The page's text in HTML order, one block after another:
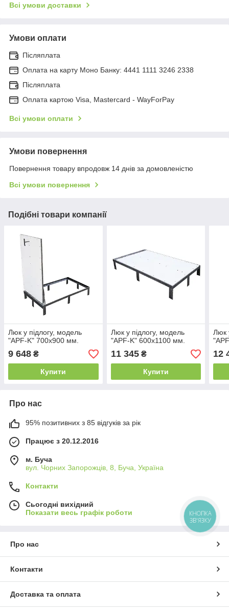
Всі умови доставки
Умови оплати
Післяплата
Оплата на карту Моно Банку: 4441 1111 3246 2338
Післяплата
Оплата картою Visa, Mastercard - WayForPay
Всі умови оплати
Умови повернення
Повернення товару впродовж 14 днів за домовленістю
Всі умови повернення
Подібні товари компанії
Люк у підлогу, модель
"APF-K" 700х900 мм.
9 648 ₴
Купити
Люк у підлогу, модель
"APF-K" 600х1100 мм.
11 345₴
Купити
Люк
12
Про нас
95% позитивних з 85 відгуків за рік
Працює з 20.12.2016
м. Буча
вул. Чорних Запорожців, 8, Буча, Україна
Контакти
Сьогодні вихідний
Показати весь графік роботи
Про нас
Контакти
Доставка та оплата
КНОПКА
ЗВ'ЯЗКУ